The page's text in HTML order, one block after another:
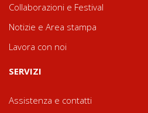
Collaborazioni e Festival
Notizie e Area stampa
Lavora con noi
SERVIZI
Assistenza e contatti